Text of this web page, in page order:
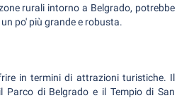
rurali intorno a Belgrado, potrebbe
po' più grande e robusta.
in termini di attrazioni turistiche. Il
Parco di Belgrado e il Tempio di San